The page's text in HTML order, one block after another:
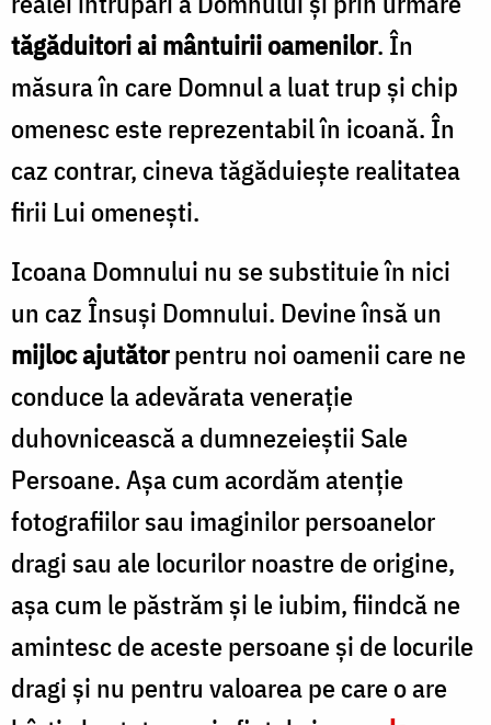
tăgăduitori ai mântuirii oamenilor. În
măsura în care Domnul a luat trup și chip
omenesc este reprezentabil în icoană. În
caz contrar, cineva tăgăduiește realitatea
firii Lui omenești.
Icoana Domnului nu se substituie în nici
un caz Însuși Domnului. Devine însă un
mijloc ajutătorpentru noi oamenii care ne
conduce la adevărata venerație
duhovnicească a dumnezeieștii Sale
Persoane. Așa cum acordăm atenție
fotografiilor sau imaginilor persoanelor
dragi sau ale locurilor noastre de origine,
așa cum le păstrăm și le iubim, fiindcă ne
amintesc de aceste persoane și de locurile
dragi și nu pentru valoarea pe care o are